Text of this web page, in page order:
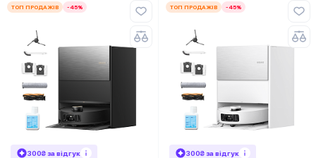
ТОП ПРОДАЖІВ -45%
300₴ за відгук
ТОП ПРОДАЖІВ -45%
300₴ за відгук